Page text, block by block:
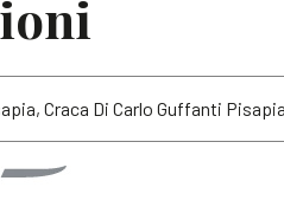
Craca Di Carlo Guffanti